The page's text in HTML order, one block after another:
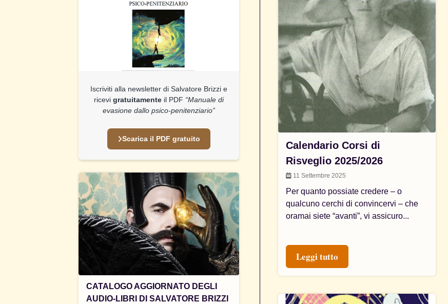
Iscriviti alla newsletter di Salvatore Brizzi e
ricevi gratuitamenteil PDF “Manuale di
evasione dallo psico-penitenziario”
Scarica il PDF gratuito
CATALOGO AGGIORNATO DEGLI
AUDIO-LIBRI DI SALVATORE BRIZZI
Calendario Corsi di
Risveglio 2025/2026
11 Settembre 2025
Per quanto possiate credere – o
qualcuno cerchi di convincervi – che
oramai siete “avanti”, vi assicuro...
Leggi tutto